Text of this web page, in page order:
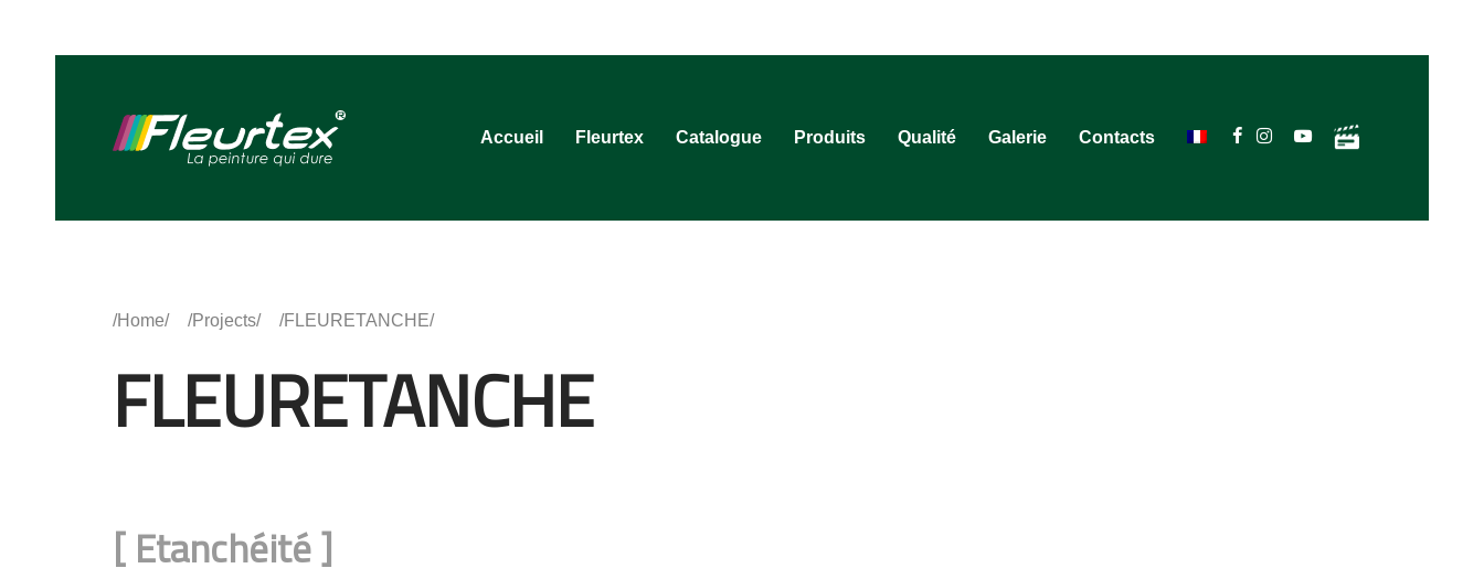
Accueil Fleurtex Catalogue Produits Qualité Galerie Contacts
Home Projects FLEURETANCHE
FLEURETANCHE
[ Etanchéité]